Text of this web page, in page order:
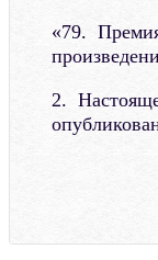
«79.
2.